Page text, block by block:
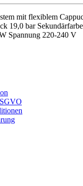
mit flexiblem
19,0 bar
Spannung 220-240 V